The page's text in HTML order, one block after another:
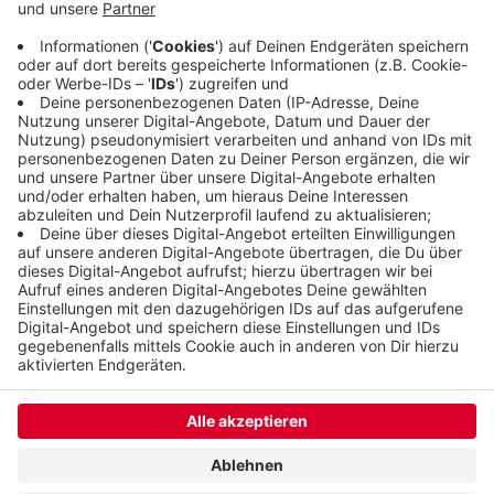
bekommen, sich zu beteiligen. Ab Dezember
werden alle Ergebnisse der Online-Befragung und
der Workshops zusammengefasst.
Veröffentlicht: Mittwoch, 19.10.2022 19:10
Anzeige
Anzeige